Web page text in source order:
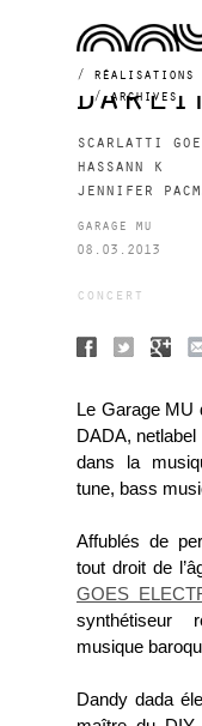
réalisations
archives
scarlatti
hassann k
jennifer
garage mu
08.03.2013
concert
Le Garage MU
DADA,
dans la
tune, bass
Affublés de
tout droit de
GOES
synthétiseur
musique
Dandy dada